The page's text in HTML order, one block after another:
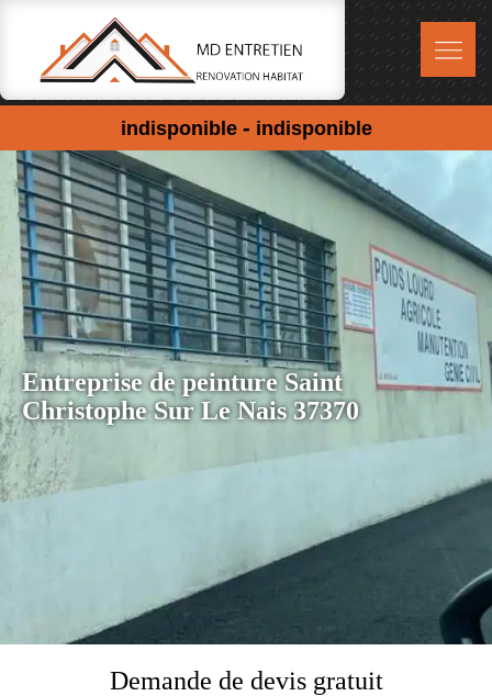
indisponible - indisponible
Entreprise de peinture Saint
Christophe Sur Le Nais 37370
Demande de devis gratuit